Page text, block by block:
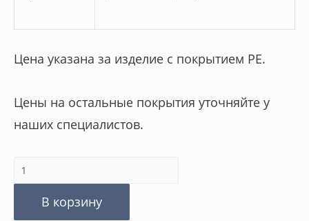
Цена указана за изделие с покрытием PE.
Цены на остальные покрытия уточняйте у
наших специалистов.
Количество
товара
Заглушка
В корзину